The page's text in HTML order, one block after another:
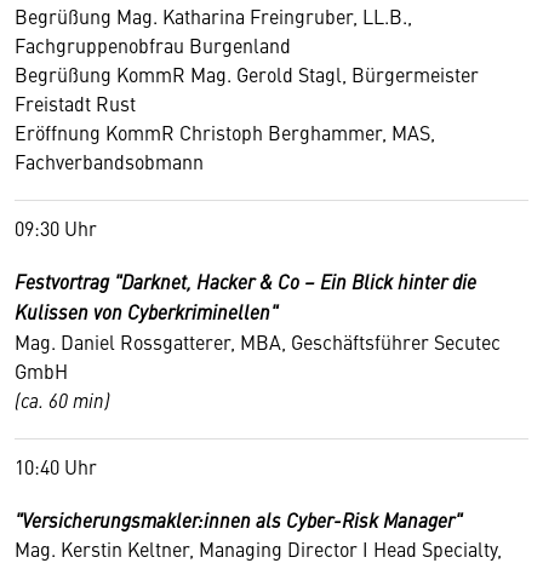
Begrüßung Mag. Katharina Freingruber, LL.B.,
Fachgruppenobfrau Burgenland
Begrüßung KommR Mag. Gerold Stagl, Bürgermeister
Freistadt Rust
Eröffnung KommR Christoph Berghammer, MAS,
Fachverbandsobmann
09:30 Uhr
Festvortrag "Darknet, Hacker & Co – Ein Blick hinter die
Kulissen von Cyberkriminellen"
Mag. Daniel Rossgatterer, MBA, Geschäftsführer Secutec
GmbH
(ca. 60 min)
10:40 Uhr
"Versicherungsmakler:innen als Cyber-Risk Manager"
Mag. Kerstin Keltner, Managing Director I Head Specialty,